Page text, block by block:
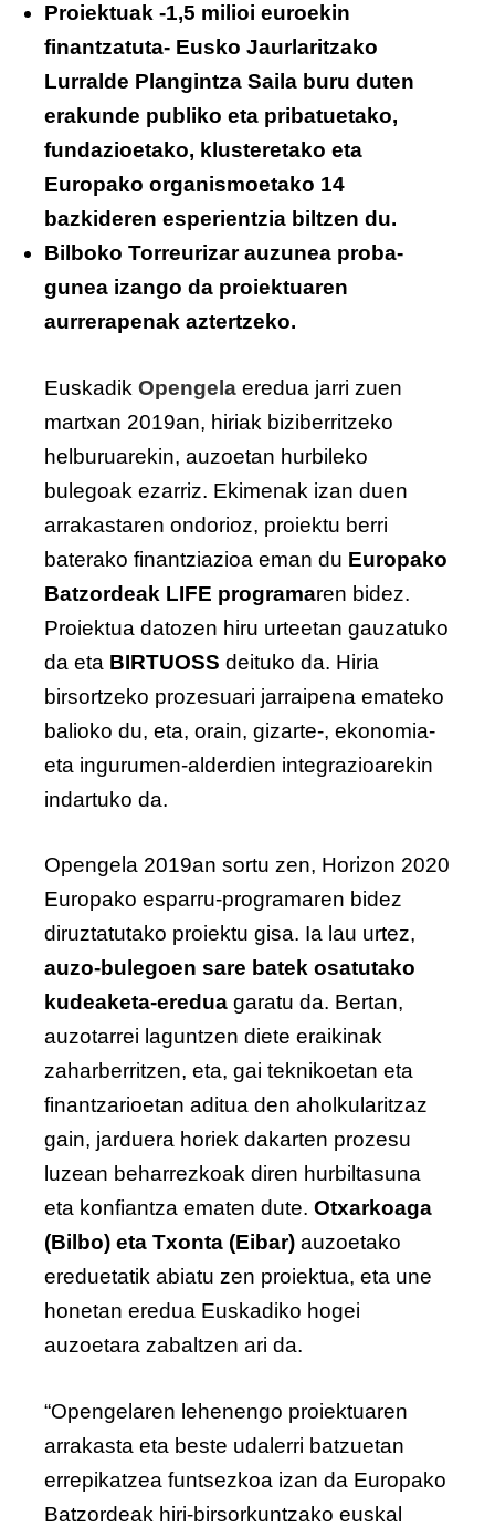
Proiektuak -1,5 milioi euroekin
finantzatuta- Eusko Jaurlaritzako
Lurralde Plangintza Saila buru duten
erakunde publiko eta pribatuetako,
fundazioetako, klusteretako eta
Europako organismoetako 14
bazkideren esperientzia biltzen du.
Bilboko Torreurizar auzunea proba-
gunea izango da proiektuaren
aurrerapenak aztertzeko.
Euskadik Opengela eredua jarri zuen
martxan 2019an, hiriak biziberritzeko
helburuarekin, auzoetan hurbileko
bulegoak ezarriz. Ekimenak izan duen
arrakastaren ondorioz, proiektu berri
baterako finantziazioa eman du Europako
Batzordeak LIFE programaren bidez.
Proiektua datozen hiru urteetan gauzatuko
da eta BIRTUOSS deituko da. Hiria
birsortzeko prozesuari jarraipena emateko
balioko du, eta, orain, gizarte-, ekonomia-
eta ingurumen-alderdien integrazioarekin
indartuko da.
Opengela 2019an sortu zen, Horizon 2020
Europako esparru-programaren bidez
diruztatutako proiektu gisa. Ia lau urtez,
auzo-bulegoen sare batek osatutako
kudeaketa-eredua garatu da. Bertan,
auzotarrei laguntzen diete eraikinak
zaharberritzen, eta, gai teknikoetan eta
finantzarioetan aditua den aholkularitzaz
gain, jarduera horiek dakarten prozesu
luzean beharrezkoak diren hurbiltasuna
eta konfiantza ematen dute. Otxarkoaga
(Bilbo) eta Txonta (Eibar) auzoetako
ereduetatik abiatu zen proiektua, eta une
honetan eredua Euskadiko hogei
auzoetara zabaltzen ari da.
“Opengelaren lehenengo proiektuaren
arrakasta eta beste udalerri batzuetan
errepikatzea funtsezkoa izan da Europako
Batzordeak hiri-birsorkuntzako euskal